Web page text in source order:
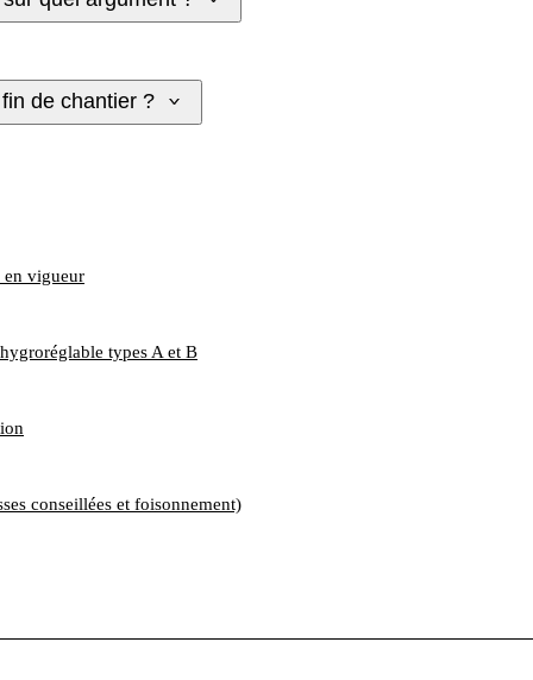
de chantier ?
en vigueur
types A et B
conseillées et foisonnement)